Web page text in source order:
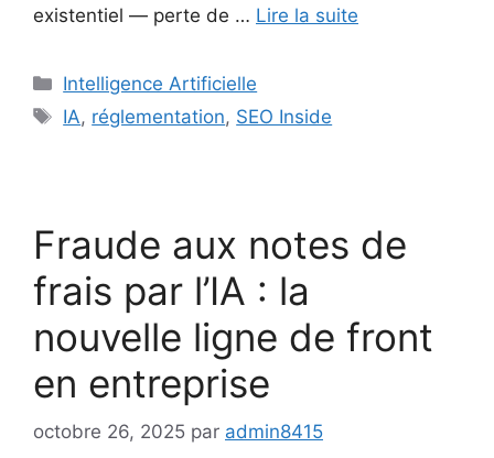
existentiel — perte de … Lire la suite
Catégories
Intelligence Artificielle
Étiquettes
IA, réglementation, SEO Inside
Fraude aux notes de
frais par l’IA : la
nouvelle ligne de front
en entreprise
octobre 26, 2025 par admin8415